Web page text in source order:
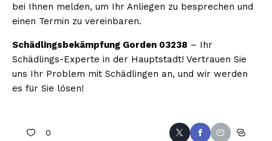
bei Ihnen melden, um Ihr Anliegen zu besprechen und
einen Termin zu vereinbaren.
Schädlingsbekämpfung Gorden 03238 – Ihr
Schädlings-Experte in der Hauptstadt! Vertrauen Sie
uns Ihr Problem mit Schädlingen an, und wir werden
es für Sie lösen!
0